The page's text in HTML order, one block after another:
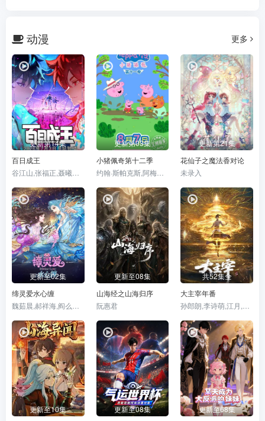
动漫 更多
更新第14集
百日成王
更新第03集
小猪佩奇第十二季
约翰·斯帕克斯,阿梅丽·碧·史密斯,理查德·赖丁斯,莫温娜·班克斯,KiraMonteith,AliceMay
更新第21集
花仙子之魔法香对论
未录入
更新至02集
缔灵爱水心缠
更新至08集
山海经之山海归序
阮惠君
共52集全
大主宰年番
更新至10集
更新至08集
更新至68集